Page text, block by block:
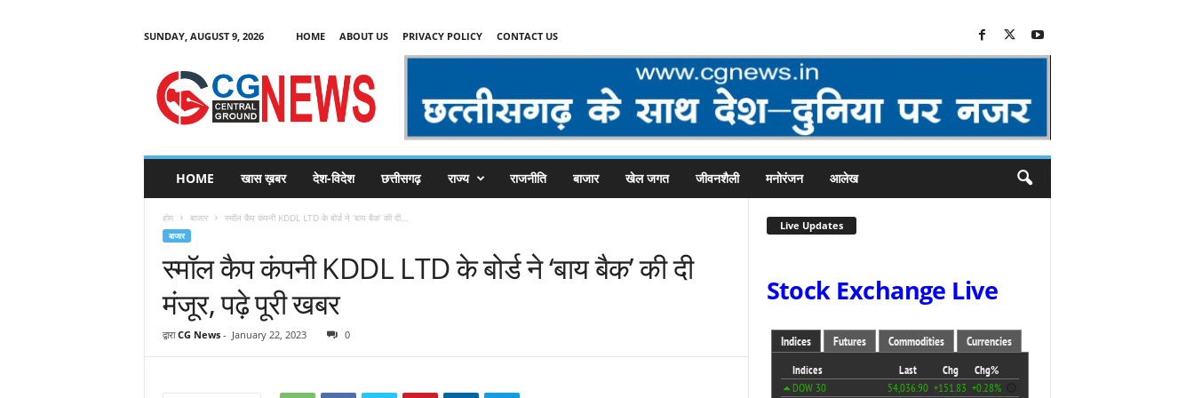
SUNDAY, AUGUST 9, 2026 HOME ABOUT US PRIVACY POLICY CONTACT US
C
HOME खास ख़बर देश-विदेश छत्तीसगढ़ राज्य राजनीति बाजार खेल जगत जीवनशैली मनोरंजन आलेख
होम बाजार स्मॉल कैप कंपनी KDDL LTD के बोर्ड ने ‘बाय बैक’ की दी...
बाजार
स्मॉल कैप कंपनी KDDL LTD के बोर्ड ने ‘बाय बैक’ की दी
मंजूर, पढ़े पूरी खबर
द्वारा CG News- January 22, 2023 0
Live Updates
Stock Exchange Live